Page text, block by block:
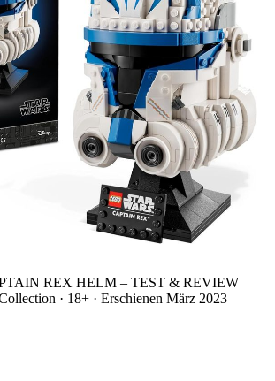
REX HELM – TEST & REVIEW
· 18+ · Erschienen März 2023